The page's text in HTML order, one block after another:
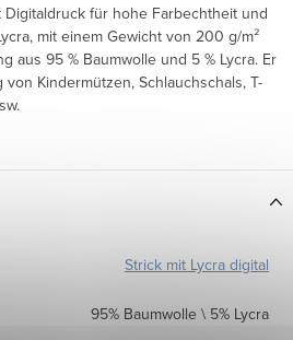
für hohe Farbechtheit und
mit einem Gewicht von 200 g/m²
aus 95 % Baumwolle und 5 % Lycra. Er
Kindermützen, Schlauchschals, T-
Strick mit Lycra digital
95% Baumwolle \ 5% Lycra